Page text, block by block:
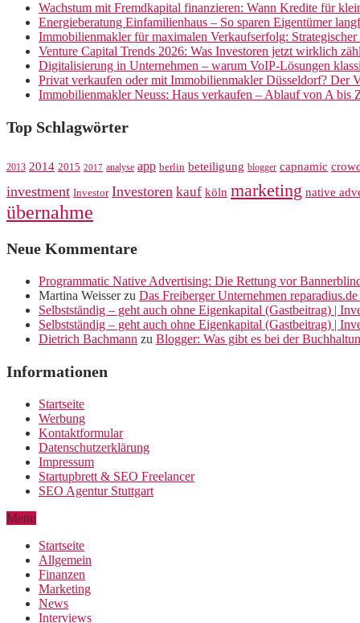
Wachstum mit Fremdkapital finanzieren: Wann Kredite für
Energieberatung Einfamilienhaus – So sparen Eigentümer
Immobilienmakler für maximalen Verkaufserfolg:
Venture Capital Trends 2026: Was Investoren jetzt wirklich
Digitalisierung in Unternehmen – warum VoIP-Lösungen
Privat verkaufen oder mit Immobilienmakler Düsseldorf? Der
Immobilienmakler Neuss: Haus verkaufen – Ablauf von A bis
Top Schlagwörter
2013 2014 2015 2017 analyse app berlin beteiligung blogger capnamic
investment Investor Investoren kauf köln marketing native
übernahme
Neue Kommentare
Programmatic Native Advertising: Die Rettung vor
Martina Weisserzu Das Freiberger Unternehmen
Selbstständig – geht auch ohne Eigenkapital (Gastbeitrag) |
Selbstständig – geht auch ohne Eigenkapital (Gastbeitrag) |
Dietrich Bachmann zu Blogger: Was gibt es bei der
Informationen
Startseite
Werbung
Kontaktformular
Datenschutzerklärung
Impressum
Startupbrett & SEO Freelancer
SEO Agentur Stuttgart
Menu
Startseite
Allgemein
Finanzen
Marketing
News
Interviews